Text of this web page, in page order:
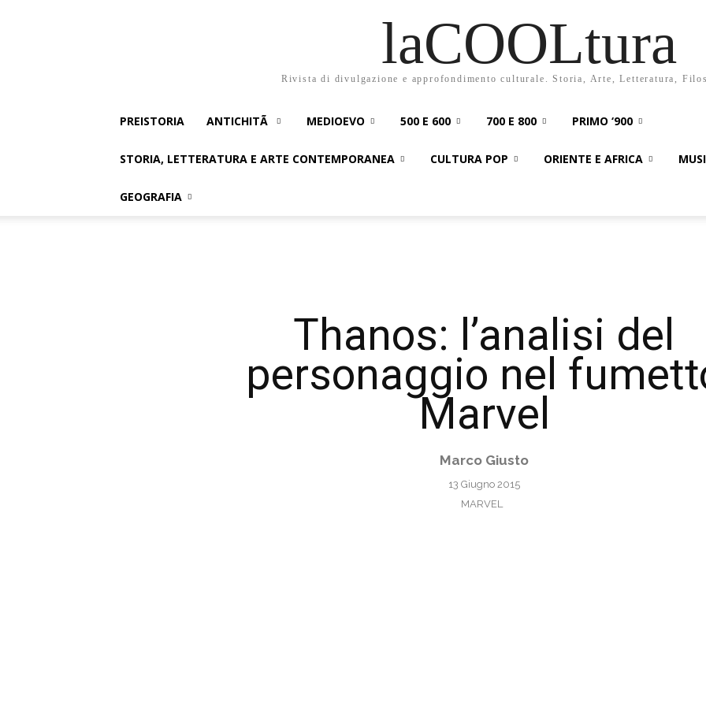
laCOOLtura
Rivista di divulgazione e approfondimento culturale. Storia, Arte, Letteratura,
PREISTORIA ANTICHITÃ MEDIOEVO 500 E 600 700 E 800 PRIMO ‘900
STORIA, LETTERATURA E ARTE CONTEMPORANEA CULTURA POP ORIENTE E AFRICA
GEOGRAFIA
Thanos: l’analisi del
personaggio nel
Marvel
Marco Giusto
13 Giugno 2015
MARVEL